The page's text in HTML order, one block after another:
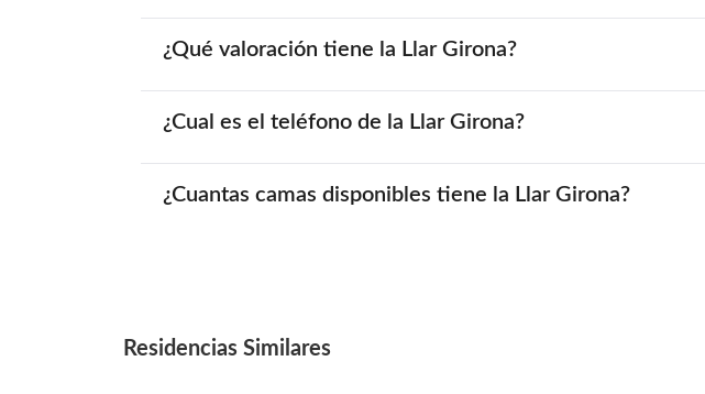
¿Qué valoración tiene la Llar Girona?
¿Cual es el teléfono de la Llar Girona?
¿Cuantas camas disponibles tiene la Llar Girona?
Residencias Similares